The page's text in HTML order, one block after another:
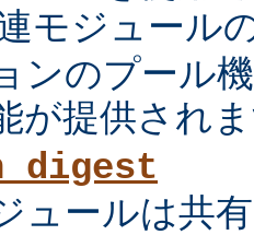
モジュール
ンのプール
が提供され
ュールは共